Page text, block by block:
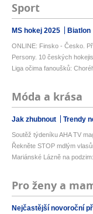
Sport
MS hokej 2025 Biatlon
ONLINE: Finsko - Česko.
Persony. 10 českých
Liga očima fanoušků:
Móda a krása
Jak zhubnout Trendy
Soutěž týdeníku AHA TV
Řekněte STOP mdlým
Mariánské Lázně na
Pro ženy a
Nejčastější novoroční